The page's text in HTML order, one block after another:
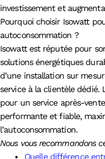
investissement et
Pourquoi choisir Isowatt
autoconsommation ?
Isowatt est réputée pour
solutions énergétiques
d’une installation sur
service à la clientèle dédié.
pour un service après-
performante et fiable,
l’autoconsommation.
Nous vous recommandons
Quelle différence